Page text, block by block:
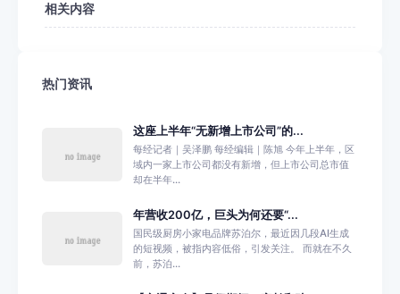
相关内容
热门资讯
这座上半年“无新增上市公司”的...
每经记者｜吴泽鹏 每经编辑｜陈旭 今年上半年，区
域内一家上市公司都没有新增，但上市公司总市值
却在半年...
年营收200亿，巨头为何还要“...
国民级厨房小家电品牌苏泊尔，最近因几段AI生成
的短视频，被指内容低俗，引发关注。 而就在不久
前，苏泊...